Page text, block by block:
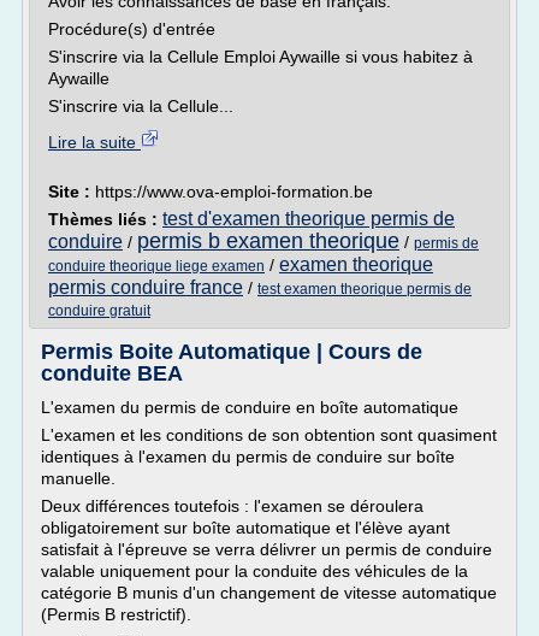
Procédure(s) d'entrée
S'inscrire via la Cellule Emploi Aywaille si vous habitez à
Aywaille
S'inscrire via la Cellule...
Lire la suite
Site : https://www.ova-emploi-formation.be
Thèmes liés : test d'examen theorique permis de
conduire / permis b examen theorique / permis de
conduire theorique liege examen / examen theorique
permis conduire france / test examen theorique permis de
conduire gratuit
Permis Boite Automatique | Cours de
conduite BEA
L'examen du permis de conduire en boîte automatique
L'examen et les conditions de son obtention sont quasiment
identiques à l'examen du permis de conduire sur boîte
manuelle.
Deux différences toutefois : l'examen se déroulera
obligatoirement sur boîte automatique et l'élève ayant
satisfait à l'épreuve se verra délivrer un permis de conduire
valable uniquement pour la conduite des véhicules de la
catégorie B munis d'un changement de vitesse automatique
(Permis B restrictif).